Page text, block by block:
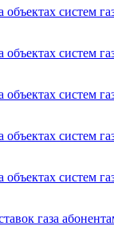
систем
систем
систем
систем
систем
газа